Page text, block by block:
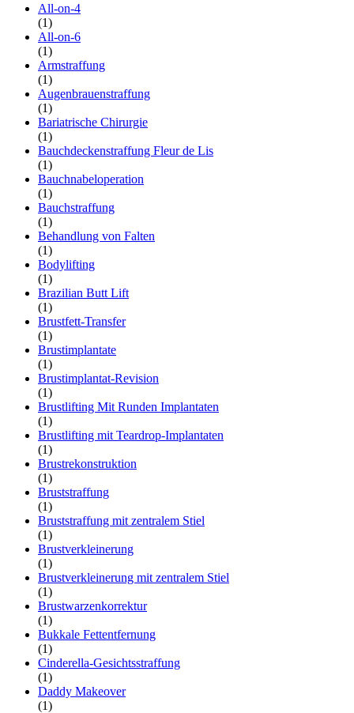
All-on-4
(1)
All-on-6
(1)
Armstraffung
(1)
Augenbrauenstraffung
(1)
Bariatrische Chirurgie
(1)
Bauchdeckenstraffung Fleur de Lis
(1)
Bauchnabeloperation
(1)
Bauchstraffung
(1)
Behandlung von Falten
(1)
Bodylifting
(1)
Brazilian Butt Lift
(1)
Brustfett-Transfer
(1)
Brustimplantate
(1)
Brustimplantat-Revision
(1)
Brustlifting Mit Runden Implantaten
(1)
Brustlifting mit Teardrop-Implantaten
(1)
Brustrekonstruktion
(1)
Bruststraffung
(1)
Bruststraffung mit zentralem Stiel
(1)
Brustverkleinerung
(1)
Brustverkleinerung mit zentralem Stiel
(1)
Brustwarzenkorrektur
(1)
Bukkale Fettentfernung
(1)
Cinderella-Gesichtsstraffung
(1)
Daddy Makeover
(1)